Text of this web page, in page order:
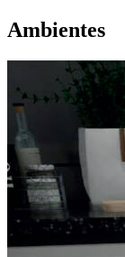
Ambientes